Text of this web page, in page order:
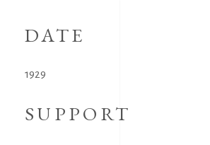
DATE
1929
SUPPORT